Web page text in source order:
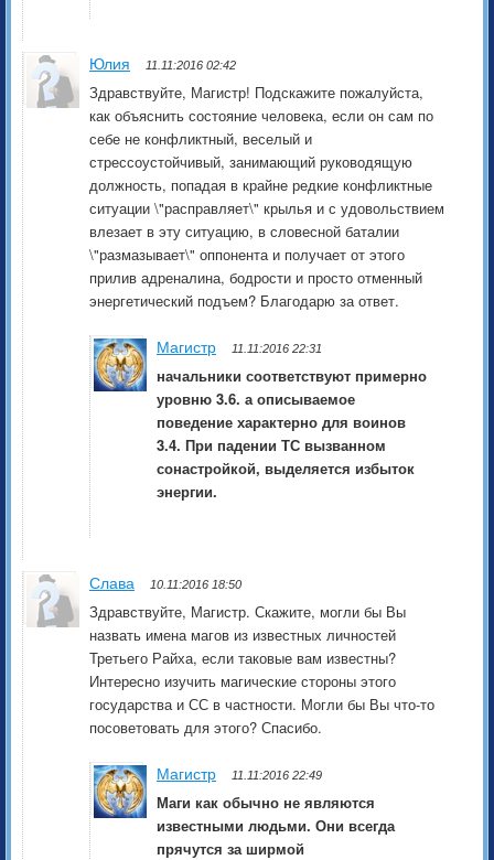
Юлия 11.11:2016 02:42
Здравствуйте, Магистр! Подскажите пожалуйста,
как объяснить состояние человека, если он сам по
себе не конфликтный, веселый и
стрессоустойчивый, занимающий руководящую
должность, попадая в крайне редкие конфликтные
ситуации \"расправляет\" крылья и с удовольствием
влезает в эту ситуацию, в словесной баталии
\"размазывает\" оппонента и получает от этого
прилив адреналина, бодрости и просто отменный
энергетический подъем? Благодарю за ответ.
Магистр 11.11:2016 22:31
начальники соответствуют примерно
уровню 3.6. а описываемое
поведение характерно для воинов
3.4. При падении ТС вызванном
сонастройкой, выделяется избыток
энергии.
Слава 10.11:2016 18:50
Здравствуйте, Магистр. Скажите, могли бы Вы
назвать имена магов из известных личностей
Третьего Райха, если таковые вам известны?
Интересно изучить магические стороны этого
государства и СС в частности. Могли бы Вы что-то
посоветовать для этого? Спасибо.
Магистр 11.11:2016 22:49
Маги как обычно не являются
известными людьми. Они всегда
прячутся за ширмой